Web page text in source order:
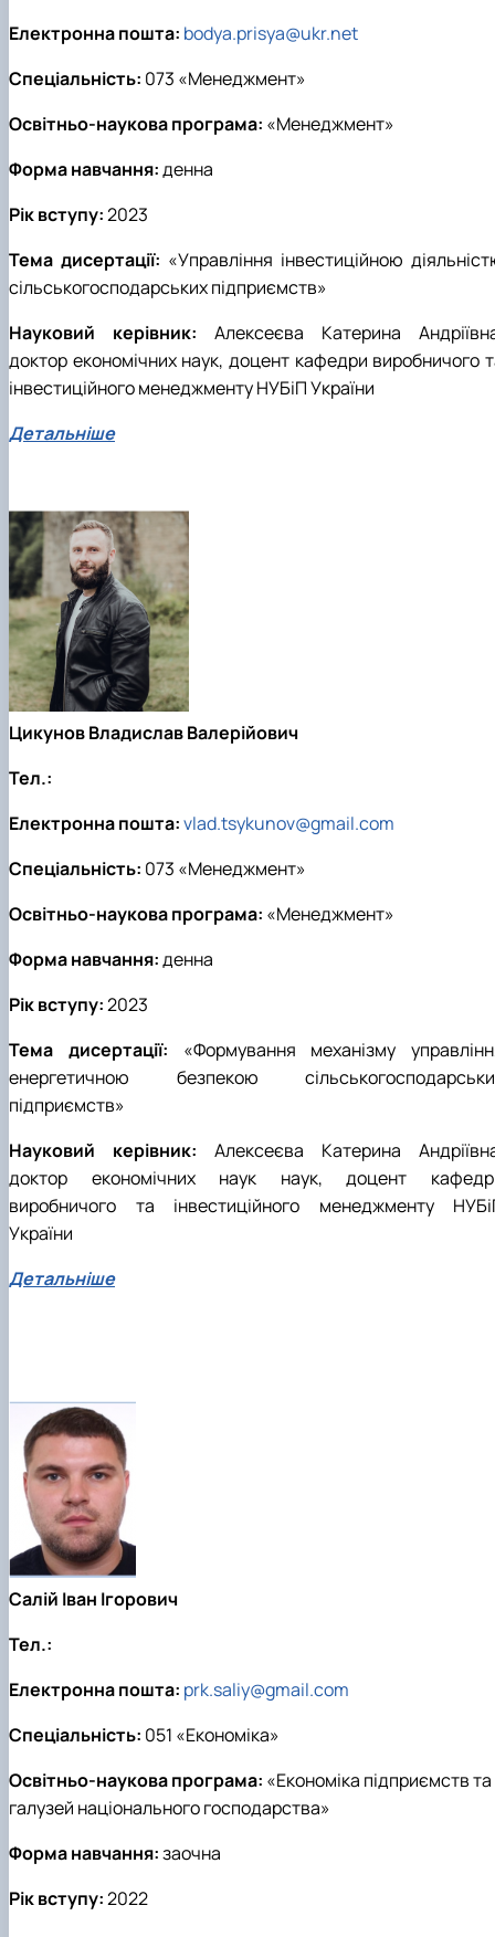
Електронна пошта: bodya.prisya@ukr.net
Спеціальність: 073 «Менеджмент»
Освітньо-наукова програма: «Менеджмент»
Форма навчання:денна
Рік вступу:2023
Тема дисертації: «Управління інвестиційною
сільськогосподарських підприємств»
Науковий керівник: Алексеєва Катерина
доктор економічних наук, доцент кафедри виробничого
інвестиційного менеджменту НУБіП України
Детальніше
Цикунов Владислав Валерійович
Тел.:
Електронна пошта:vlad.tsykunov@gmail.com
Спеціальність: 073 «Менеджмент»
Освітньо-наукова програма: «Менеджмент»
Форма навчання:денна
Рік вступу:2023
Тема дисертації: «Формування механізму
енергетичною безпекою
підприємств»
Науковий керівник: Алексеєва Катерина
доктор економічних наук наук, доцент
виробничого та інвестиційного менеджменту
України
Детальніше
Салій Іван Ігорович
Тел.:
Електронна пошта: prk.saliy@gmail.com
Спеціальність: 051 «Економіка»
Освітньо-наукова програма: «Економіка підприємств та
галузей національного господарства»
Форма навчання:заочна
Рік вступу:2022